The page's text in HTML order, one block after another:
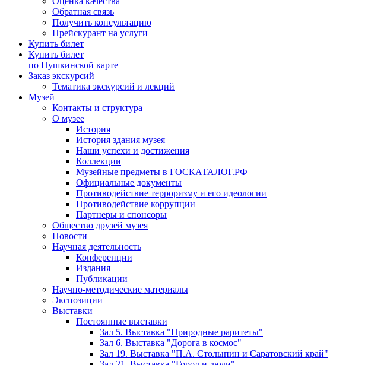
Обратная связь
Получить консультацию
Прейскурант на услуги
Купить билет
Купить билет
по Пушкинской карте
Заказ экскурсий
Тематика экскурсий и лекций
Музей
Контакты и структура
О музее
История
История здания музея
Наши успехи и достижения
Коллекции
Музейные предметы в ГОСКАТАЛОГ.РФ
Официальные документы
Противодействие терроризму и его идеологии
Противодействие коррупции
Партнеры и спонсоры
Общество друзей музея
Новости
Научная деятельность
Конференции
Издания
Публикации
Научно-методические материалы
Экспозиции
Выставки
Постоянные выставки
Зал 5. Выставка "Природные раритеты"
Зал 6. Выставка "Дорога в космос"
Зал 19. Выставка "П.А. Столыпин и Саратовский край"